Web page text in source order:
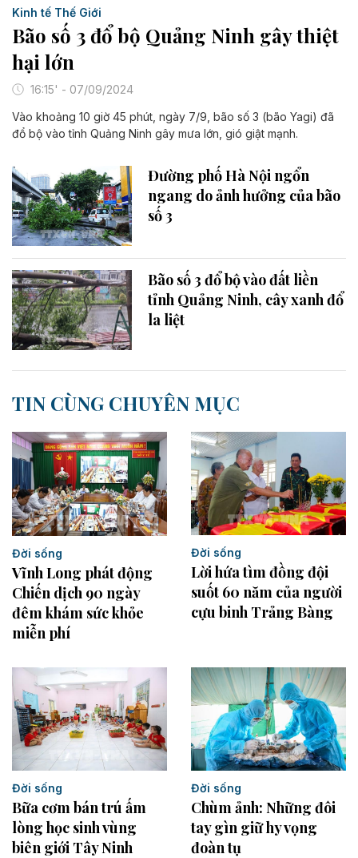
Kinh tế Thế Giới
Bão số 3 đổ bộ Quảng Ninh gây thiệt
hại lớn
16:15' - 07/09/2024
Vào khoảng 10 giờ 45 phút, ngày 7/9, bão số 3 (bão Yagi) đã
đổ bộ vào tỉnh Quảng Ninh gây mưa lớn, gió giật mạnh.
Đường phố Hà Nội ngổn
ngang do ảnh hưởng của bão
số 3
Bão số 3 đổ bộ vào đất liền
tỉnh Quảng Ninh, cây xanh đổ
la liệt
TIN CÙNG CHUYÊN MỤC
Đời sống
Vĩnh Long phát động
Chiến dịch 90 ngày
đêm khám sức khỏe
miễn phí
Đời sống
Lời hứa tìm đồng đội
suốt 60 năm của người
cựu binh Trảng Bàng
Đời sống
Bữa cơm bán trú ấm
lòng học sinh vùng
biên giới Tây Ninh
Đời sống
Chùm ảnh: Những đôi
tay gìn giữ hy vọng
đoàn tụ